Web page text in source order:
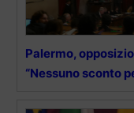
Palermo,
“Nessuno sconto